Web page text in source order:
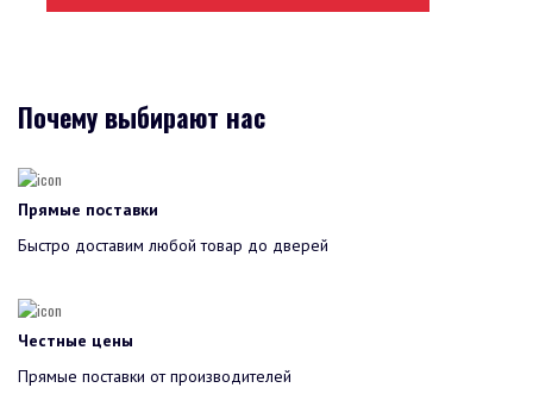
Почему выбирают нас
Прямые поставки
Быстро доставим любой товар до дверей
Честные цены
Прямые поставки от производителей